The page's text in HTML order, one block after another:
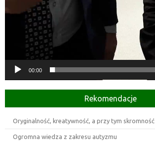
00:00
Rekomendacje
Oryginalność, kreatywność, a przy tym skromność
Ogromna wiedza z zakresu autyzmu